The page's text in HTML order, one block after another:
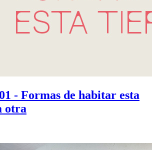
- Formas de habitar esta
otra